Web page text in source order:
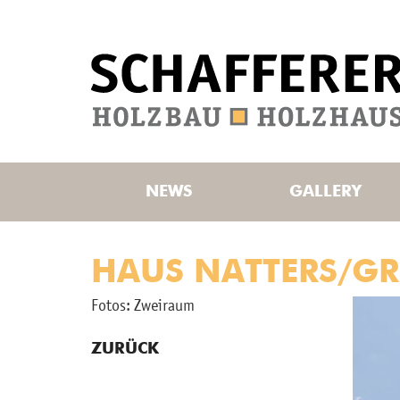
NEWS GALLERY
HAUS NATTERS/
Fotos: Zwei­raum
ZURÜCK